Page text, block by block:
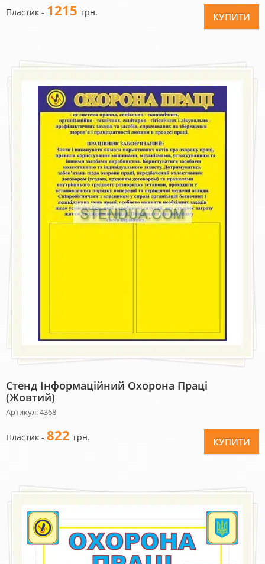
Пластик - 1215 грн. КУПИТИ
Стенд Інформаційний Охорона Праці
(жовтий)
Артикул: 4368
Пластик - 822 грн. КУПИТИ